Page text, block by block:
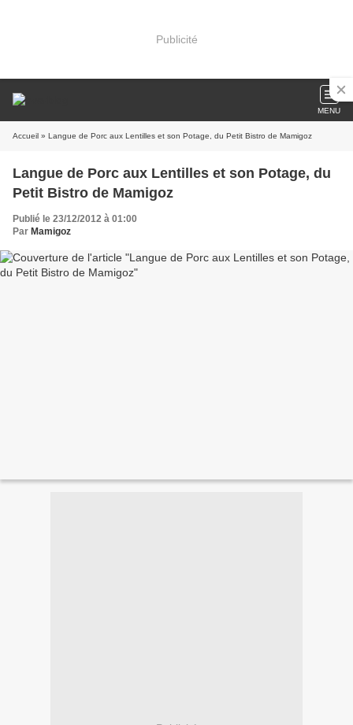
Publicité
MENU
Accueil » Langue de Porc aux Lentilles et son Potage, du Petit Bistro de Mamigoz
Langue de Porc aux Lentilles et son Potage, du
Petit Bistro de Mamigoz
Publié le 23/12/2012 à 01:00
Par Mamigoz